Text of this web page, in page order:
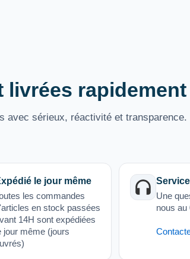
livrées rapidement
avec sérieux, réactivité et transparence.
le jour même
les commandes
en stock passées
14H sont expédiées
jour même (jours
Une
nous au